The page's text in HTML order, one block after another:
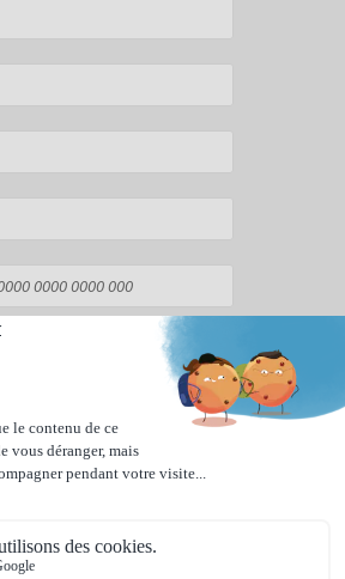
Suivant